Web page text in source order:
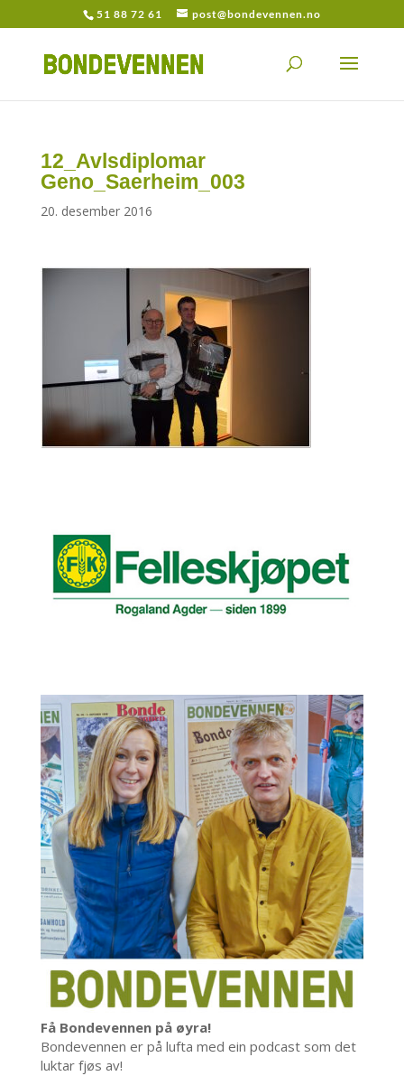
51 88 72 61 post@bondevennen.no
12_Avlsdiplomar
Geno_Saerheim_003
20. desember 2016
Få Bondevennen på øyra!
Bondevennen er på lufta med ein podcast som det
luktar fjøs av!